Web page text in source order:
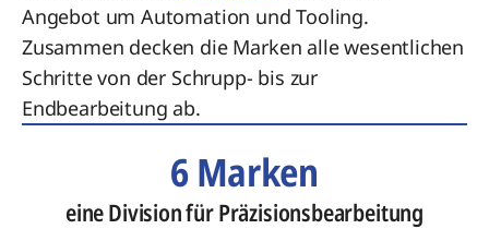
Angebot um Automation und Tooling.
Zusammen decken die Marken alle wesentlichen
Schritte von der Schrupp- bis zur
Endbearbeitung ab.
6 Marken
eine Division für Präzisionsbearbeitung